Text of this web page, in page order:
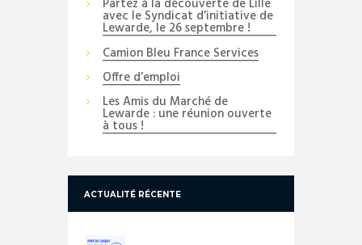
Partez à la découverte de Lille
avec le Syndicat d’initiative de
Lewarde, le 26 septembre !
Camion Bleu France Services
Offre d’emploi
Les Amis du Marché de
Lewarde : une réunion ouverte
à tous !
ACTUALITÉ RÉCENTE